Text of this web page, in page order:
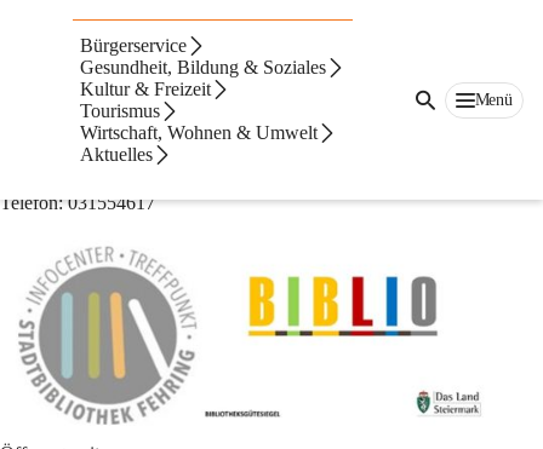
Bürgerservice
Gesundheit, Bildung & Soziales
Kultur & Freizeit
Tourismus
Wirtschaft, Wohnen & Umwelt
Aktuelles
Menü
Bücherei
Stadtbibliothek Fehring
Grazerstraße 3, 8350 Fehring (Gerberhaus)
Telefon: 031554617